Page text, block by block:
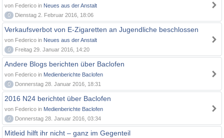
von Federico in Neues aus der Anstalt
0
Dienstag 2. Februar 2016, 18:06
Verkaufsverbot von E-Zigaretten an Jugendliche beschlossen
von Federico in Neues aus der Anstalt
0
Freitag 29. Januar 2016, 14:20
Andere Blogs berichten über Baclofen
von Federico in Medienberichte Baclofen
0
Donnerstag 28. Januar 2016, 18:31
2016 N24 berichtet über Baclofen
von Federico in Medienberichte Baclofen
0
Donnerstag 28. Januar 2016, 03:34
Mitleid hilft ihr nicht – ganz im Gegenteil